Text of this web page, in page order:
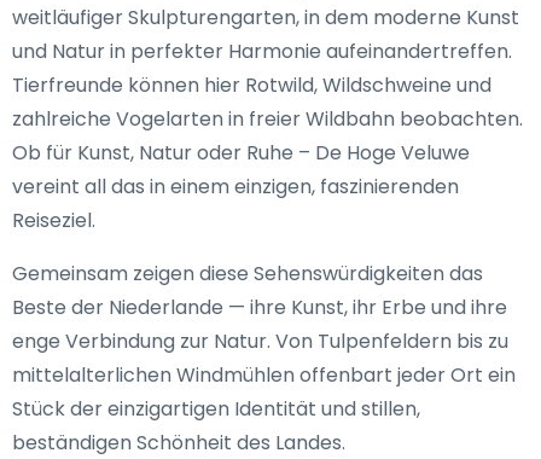
weitläufiger Skulpturengarten, in dem moderne Kunst
und Natur in perfekter Harmonie aufeinandertreffen.
Tierfreunde können hier Rotwild, Wildschweine und
zahlreiche Vogelarten in freier Wildbahn beobachten.
Ob für Kunst, Natur oder Ruhe – De Hoge Veluwe
vereint all das in einem einzigen, faszinierenden
Reiseziel.
Gemeinsam zeigen diese Sehenswürdigkeiten das
Beste der Niederlande — ihre Kunst, ihr Erbe und ihre
enge Verbindung zur Natur. Von Tulpenfeldern bis zu
mittelalterlichen Windmühlen offenbart jeder Ort ein
Stück der einzigartigen Identität und stillen,
beständigen Schönheit des Landes.